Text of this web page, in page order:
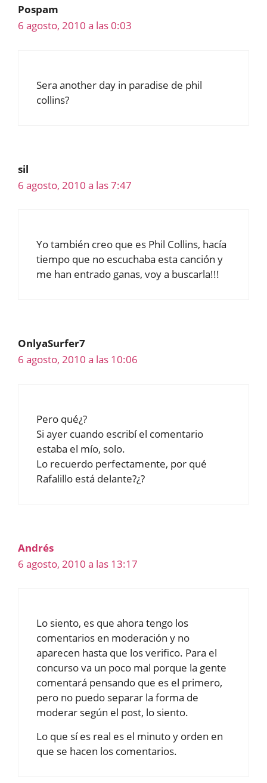
Pospam
6 agosto, 2010 a las 0:03
Sera another day in paradise de phil
collins?
sil
6 agosto, 2010 a las 7:47
Yo también creo que es Phil Collins, hacía
tiempo que no escuchaba esta canción y
me han entrado ganas, voy a buscarla!!!
OnlyaSurfer7
6 agosto, 2010 a las 10:06
Pero qué¿?
Si ayer cuando escribí el comentario
estaba el mío, solo.
Lo recuerdo perfectamente, por qué
Rafalillo está delante?¿?
Andrés
6 agosto, 2010 a las 13:17
Lo siento, es que ahora tengo los
comentarios en moderación y no
aparecen hasta que los verifico. Para el
concurso va un poco mal porque la gente
comentará pensando que es el primero,
pero no puedo separar la forma de
moderar según el post, lo siento.
Lo que sí es real es el minuto y orden en
que se hacen los comentarios.